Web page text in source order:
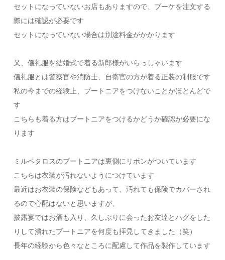
セットになっていないお店もありますので、ブーケを注文する
際には確認が必要です
セットになっていない場合は別途料金がかかります
又、儀礼服を結婚式で着る新郎様がいらっしゃいます
儀礼服とは警察官や消防士、自衛官の方が着る正装の制服です
私の今までの経験上、ブートニアをつけないことがほとんどで
す
こちらも着る方はブートニアをつけるかどうか確認が必要にな
ります
ミルペタロスのブートニアは裏側にリボンがついています
こちらは衣装が汚れないようにつけています
最近はお衣装の保険などもあって、汚れても保険でカバーされ
るので心配はないと思いますが、
披露宴ではお酒も入り、久しぶりに会ったお友達とハグをした
りして潰れたブートニアを何度も拝見してきました（笑）
長年の経験から色々なところに配慮して作品を製作しています